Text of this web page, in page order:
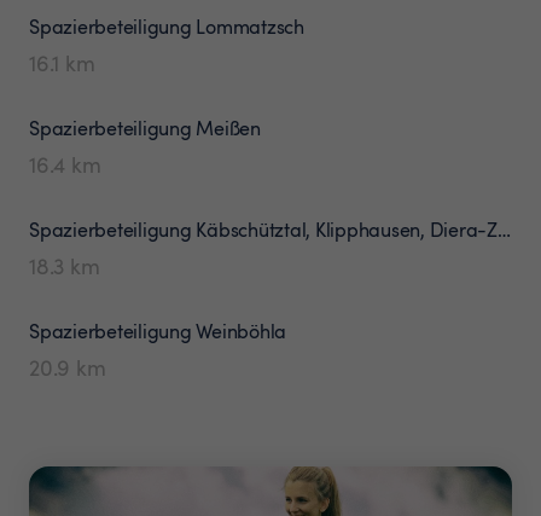
Spazierbeteiligung Lommatzsch
16.1 km
Spazierbeteiligung Meißen
16.4 km
Spazierbeteiligung Käbschütztal, Klipphausen, Diera-Zehren
18.3 km
SpazierbeteiligungWeinböhla
20.9 km